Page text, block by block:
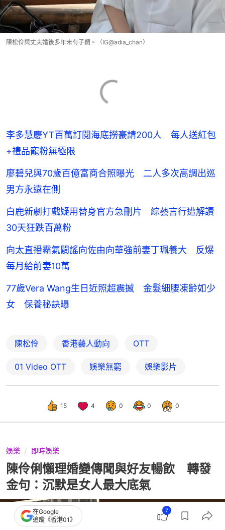
陳松伶與丈夫婚後多年未有子嗣。（IG@adia_chan）
李多慧慶YT百萬訂閱海底撈豪請200人 每人送紅包
+禮品寵粉無極限
廖碧兒與70歲百億富商合照曝光 二人多次高調出巡
男方永遠在側
白鹿新劇打戲疑用替身官方急刪片 綜藝言行遭解讀
30天狂跌百萬粉
向太直播霸氣闢謠向佐由向華強前妻丁珮養大 反爆
每月給前妻10萬
77歲Vera Wang生日近照超震撼 金髮細腰凍齡如少
女 保養秘訣曝
陳松伶 香港藝人動向 OTT
01‌ ‌Video‌ ‌OTT 娛樂無窮 娛樂影片
15 4 0 0 0
娛樂 即時娛樂
陳伶俐懶理婚變傳聞與好友暢飲 轉發
金句：沉默是女人最大底氣
在Google
追蹤《香港01》
7